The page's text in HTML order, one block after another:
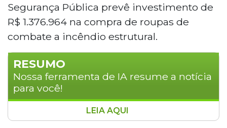
Segurança Pública prevê investimento de
R$ 1.376.964 na compra de roupas de
combate a incêndio estrutural.
RESUMO
Nossa ferramenta de IA resume a notícia
para você!
O Corpo de Bombeiros Militar de Mato
LEIA AQUI